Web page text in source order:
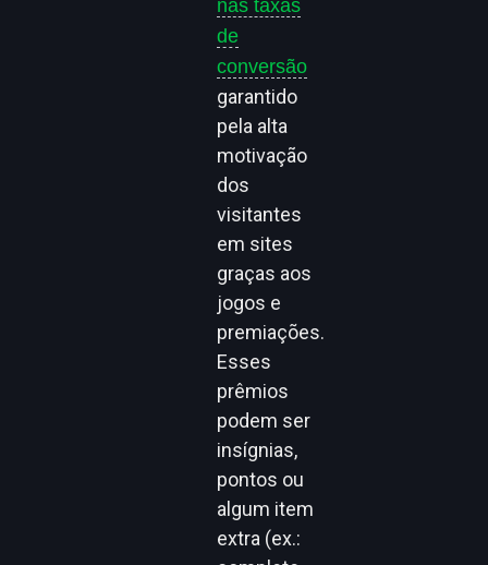
nas taxas
de
conversão
garantido
pela alta
motivação
dos
visitantes
em sites
graças aos
jogos e
premiações.
Esses
prêmios
podem ser
insígnias,
pontos ou
algum item
extra (ex.: